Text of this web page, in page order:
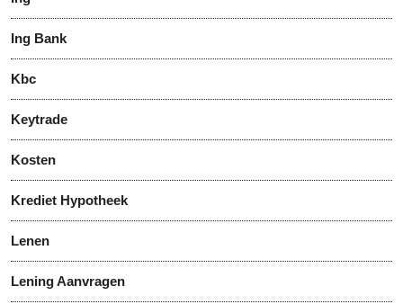
Ing Bank
Kbc
Keytrade
Kosten
Krediet Hypotheek
Lenen
Lening Aanvragen